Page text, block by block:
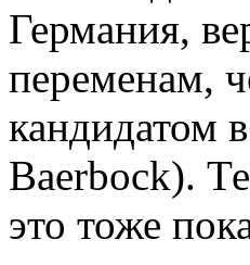
Германия,
переменам,
кандидатом
Baerbock).
это тоже